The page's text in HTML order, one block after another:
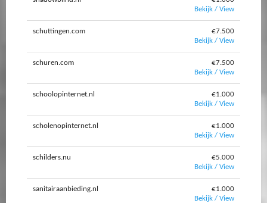
Bekijk / View
schuttingen.com
€7.500
Bekijk / View
schuren.com
€7.500
Bekijk / View
schoolopinternet.nl
€1.000
Bekijk / View
scholenopinternet.nl
€1.000
Bekijk / View
schilders.nu
€5.000
Bekijk / View
sanitairaanbieding.nl
€1.000
Bekijk / View